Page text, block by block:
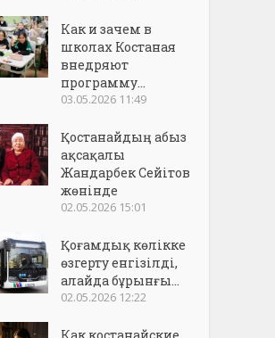
Как и зачем в
школах Костаная
внедряют
программу...
03.05.2026 11:49
Қостанайдың абыз
ақсақалы
Жандарбек Сейітов
жөнінде
02.05.2026 15:01
Қоғамдық көлікке
өзгерту енгізілді,
алайда бұрынғы...
02.05.2026 12:22